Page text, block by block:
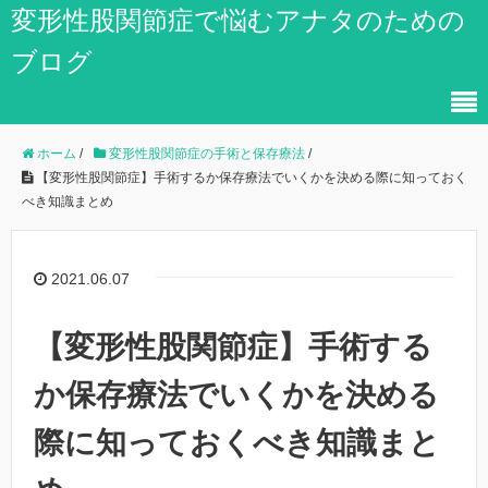
変形性股関節症で悩むアナタのための
ブログ
ホーム / 変形性股関節症の手術と保存療法 /
【変形性股関節症】手術するか保存療法でいくかを決める際に知っておく
べき知識まとめ
2021.06.07
【変形性股関節症】手術する
か保存療法でいくかを決める
際に知っておくべき知識まと